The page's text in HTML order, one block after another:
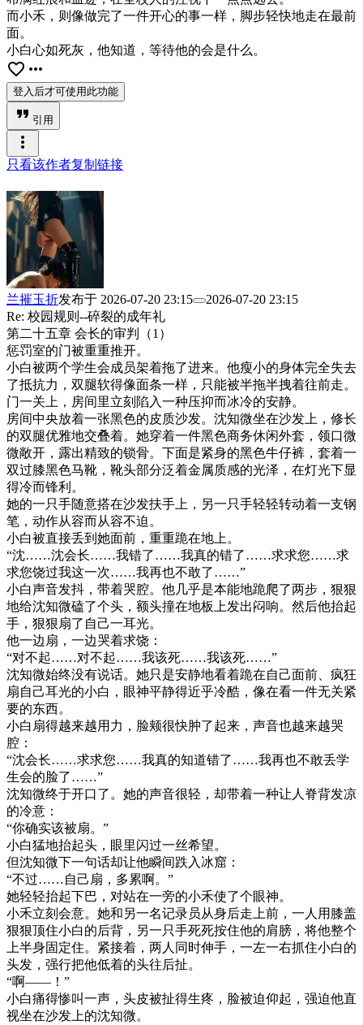
而小禾，则像做完了一件开心的事一样，脚步轻快地走在最前
面。
小白心如死灰，他知道，等待他的会是什么。
favorite_border more_horiz
登入后才可使用此功能
format_quote 引用
more_vert
只看该作者复制链接
兰摧玉折发布于 2026-07-20 23:15
2026-07-20 23:15
Re: 校园规则--碎裂的成年礼
第二十五章 会长的审判（1）
惩罚室的门被重重推开。
小白被两个学生会成员架着拖了进来。他瘦小的身体完全失去
了抵抗力，双腿软得像面条一样，只能被半拖半拽着往前走。
门一关上，房间里立刻陷入一种压抑而冰冷的安静。
房间中央放着一张黑色的皮质沙发。沈知微坐在沙发上，修长
的双腿优雅地交叠着。她穿着一件黑色商务休闲外套，领口微
微敞开，露出精致的锁骨。下面是紧身的黑色牛仔裤，套着一
双过膝黑色马靴，靴头部分泛着金属质感的光泽，在灯光下显
得冷而锋利。
她的一只手随意搭在沙发扶手上，另一只手轻轻转动着一支钢
笔，动作从容而从容不迫。
小白被直接丢到她面前，重重跪在地上。
“沈……沈会长……我错了……我真的错了……求求您……求
求您饶过我这一次……我再也不敢了……”
小白声音发抖，带着哭腔。他几乎是本能地跪爬了两步，狠狠
地给沈知微磕了个头，额头撞在地板上发出闷响。然后他抬起
手，狠狠扇了自己一耳光。
他一边扇，一边哭着求饶：
“对不起……对不起……我该死……我该死……”
沈知微始终没有说话。她只是安静地看着跪在自己面前、疯狂
扇自己耳光的小白，眼神平静得近乎冷酷，像在看一件无关紧
要的东西。
小白扇得越来越用力，脸颊很快肿了起来，声音也越来越哭
腔：
“沈会长……求求您……我真的知道错了……我再也不敢丢学
生会的脸了……”
沈知微终于开口了。她的声音很轻，却带着一种让人脊背发凉
的冷意：
“你确实该被扇。”
小白猛地抬起头，眼里闪过一丝希望。
但沈知微下一句话却让他瞬间跌入冰窟：
“不过……自己扇，多累啊。”
她轻轻抬起下巴，对站在一旁的小禾使了个眼神。
小禾立刻会意。她和另一名记录员从身后走上前，一人用膝盖
狠狠顶住小白的后背，另一只手死死按住他的肩膀，将他整个
上半身固定住。紧接着，两人同时伸手，一左一右抓住小白的
头发，强行把他低着的头往后扯。
“啊——！”
小白痛得惨叫一声，头皮被扯得生疼，脸被迫仰起，强迫他直
视坐在沙发上的沈知微。